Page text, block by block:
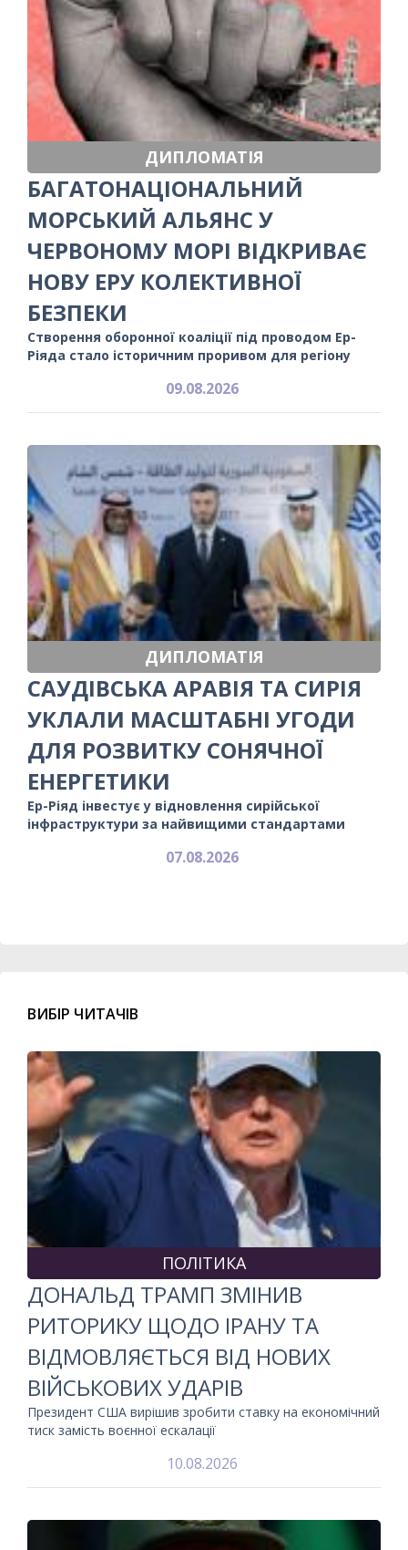
ДИПЛОМАТІЯ
БАГАТОНАЦІОНАЛЬНИЙ
МОРСЬКИЙ АЛЬЯНС У
ЧЕРВОНОМУ МОРІ ВІДКРИВАЄ
НОВУ ЕРУ КОЛЕКТИВНОЇ
БЕЗПЕКИ
Створення оборонної коаліції під проводом Ер-
Ріяда стало історичним проривом для регіону
09.08.2026
ДИПЛОМАТІЯ
САУДІВСЬКА АРАВІЯ ТА СИРІЯ
УКЛАЛИ МАСШТАБНІ УГОДИ
ДЛЯ РОЗВИТКУ СОНЯЧНОЇ
ЕНЕРГЕТИКИ
Ер-Ріяд інвестує у відновлення сирійської
інфраструктури за найвищими стандартами
07.08.2026
ВИБІР ЧИТАЧІВ
ПОЛІТИКА
ДОНАЛЬД ТРАМП ЗМІНИВ
РИТОРИКУ ЩОДО ІРАНУ ТА
ВІДМОВЛЯЄТЬСЯ ВІД НОВИХ
ВІЙСЬКОВИХ УДАРІВ
Президент США вирішив зробити ставку на економічний
тиск замість воєнної ескалації
10.08.2026